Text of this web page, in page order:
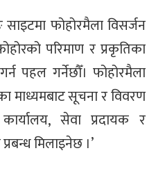
साइटमा फोहोरमैला विसर्जन
परिमाण र प्रकृतिका
पहल गर्नेछौँ। फोहोरमैला
माध्यमबाट सूचना र विवरण
सेवा प्रदायक र
मिलाइनेछ ।’